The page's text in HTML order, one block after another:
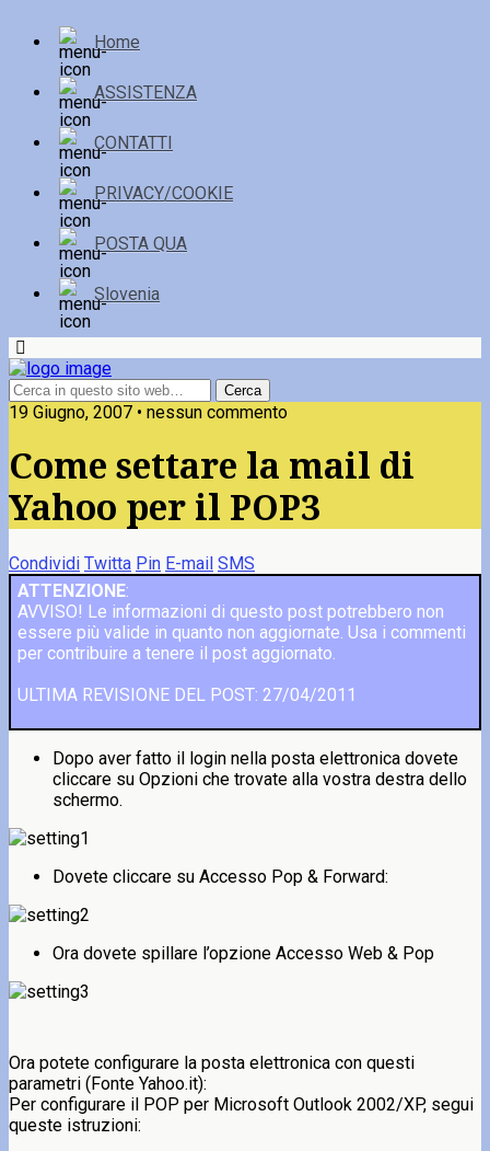
Home
ASSISTENZA
CONTATTI
PRIVACY/COOKIE
POSTA QUA
Slovenia
19 Giugno, 2007 • nessun commento
Come settare la mail di
Yahoo per il POP3
Condividi Twitta Pin E-mail SMS
ATTENZIONE:
AVVISO! Le informazioni di questo post potrebbero non
essere più valide in quanto non aggiornate. Usa i commenti
per contribuire a tenere il post aggiornato.
ULTIMA REVISIONE DEL POST: 27/04/2011
Dopo aver fatto il login nella posta elettronica dovete
cliccare su Opzioni che trovate alla vostra destra dello
schermo.
Dovete cliccare su Accesso Pop & Forward:
Ora dovete spillare l’opzione Accesso Web & Pop
Ora potete configurare la posta elettronica con questi
parametri (Fonte Yahoo.it):
Per configurare il POP per Microsoft Outlook 2002/XP, segui
queste istruzioni: